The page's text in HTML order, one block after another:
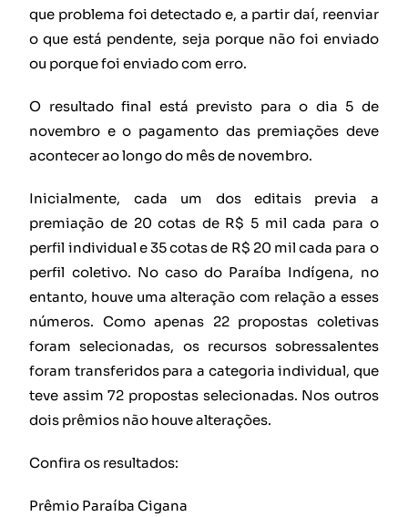
que problema foi detectado e, a partir daí, reenviar
o que está pendente, seja porque não foi enviado
ou porque foi enviado com erro.
O resultado final está previsto para o dia 5 de
novembro e o pagamento das premiações deve
acontecer ao longo do mês de novembro.
Inicialmente, cada um dos editais previa a
premiação de 20 cotas de R$ 5 mil cada para o
perfil individual e 35 cotas de R$ 20 mil cada para o
perfil coletivo. No caso do Paraíba Indígena, no
entanto, houve uma alteração com relação a esses
números. Como apenas 22 propostas coletivas
foram selecionadas, os recursos sobressalentes
foram transferidos para a categoria individual, que
teve assim 72 propostas selecionadas. Nos outros
dois prêmios não houve alterações.
Confira os resultados:
Prêmio Paraíba Cigana